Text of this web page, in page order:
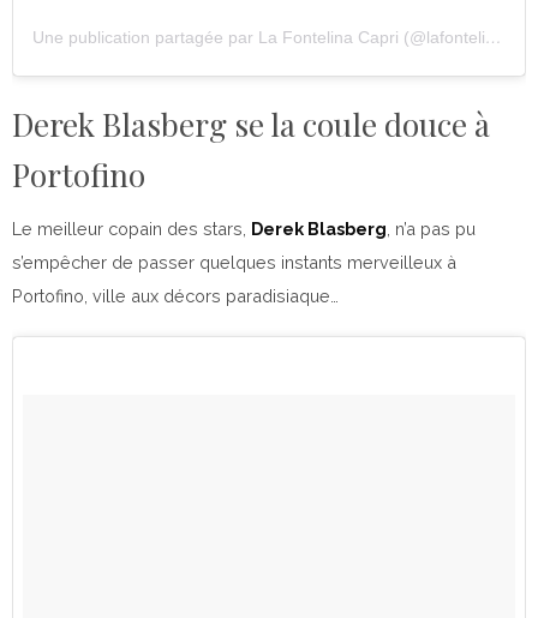
Une publication partagée par La Fontelina Capri (@lafontelinacapri)
Derek Blasberg se la coule douce à
Portofino
Le meilleur copain des stars, Derek Blasberg , n’a pas pu
s’empêcher de passer quelques instants merveilleux à
Portofino, ville aux décors paradisiaque…